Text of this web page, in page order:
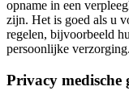
opname in een
zijn. Het is goed als u
regelen, bijvoorbeeld
persoonlijke verzorging.
Privacy medische